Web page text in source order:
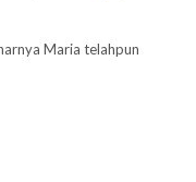
Maria telahpun